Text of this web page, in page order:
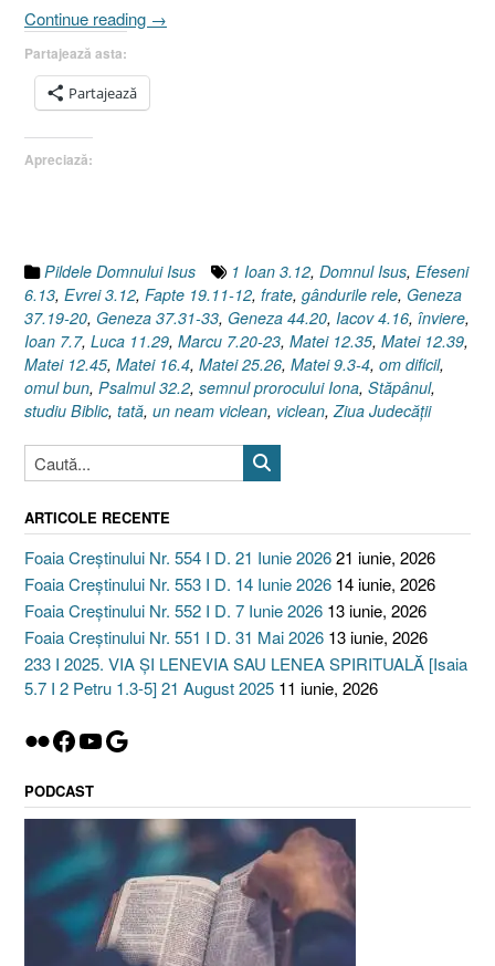
Continue reading „Pilda
după
→
Partajează asta:
Partajează
Apreciază:
Pildele Domnului Isus 1 Ioan 3.12, Domnul Isus, Efeseni
6.13, Evrei 3.12, Fapte 19.11-12, frate, gândurile rele, Geneza
37.19-20, Geneza 37.31-33, Geneza 44.20, Iacov 4.16, înviere,
Ioan 7.7, Luca 11.29, Marcu 7.20-23, Matei 12.35, Matei 12.39,
Matei 12.45, Matei 16.4, Matei 25.26, Matei 9.3-4, om dificil,
omul bun, Psalmul 32.2, semnul prorocului Iona, Stăpânul,
studiu Biblic, tată, un neam viclean, viclean,Ziua Judecăţii
ARTICOLE RECENTE
Foaia Creștinului Nr. 554 I D. 21 Iunie 202621 iunie, 2026
Foaia Creștinului Nr. 553 I D. 14 Iunie 2026 14 iunie, 2026
Foaia Creștinului Nr. 552 I D. 7 Iunie 2026 13 iunie, 2026
Foaia Creștinului Nr. 551 I D. 31 Mai 2026 13 iunie, 2026
233 I 2025. VIA ȘI LENEVIA SAU LENEA SPIRITUALĂ [Isaia
5.7 I 2 Petru 1.3-5] 21 August 2025 11 iunie, 2026
Flickr
Facebook
YouTube
Google
PODCAST